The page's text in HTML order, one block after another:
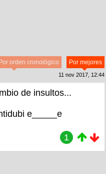
Por mejores
orden cronológico
11 nov 2017, 12:44
de insultos...
e_____e
1